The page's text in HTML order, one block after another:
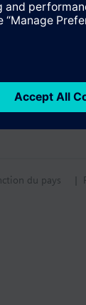
du pays |